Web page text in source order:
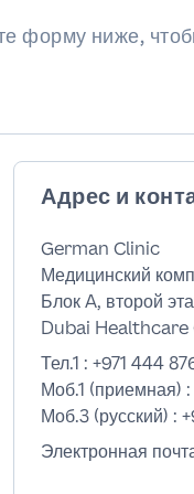
форму ниже,
Адрес и
German Clinic
Медицинский
Блок A, второй
Dubai Healthcare
Тел.1 :+971 444
Моб.1 (приемная)
Моб.3 (русский) :
Электронная